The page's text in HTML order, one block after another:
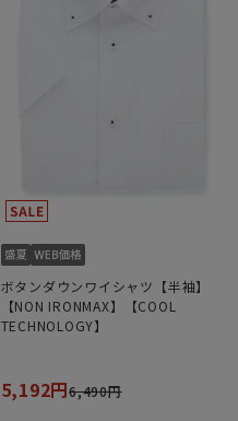
ボタンダウンワイシャツ【半袖】
【NON IRONMAX】【COOL
TECHNOLOGY】
5,192円6,490円